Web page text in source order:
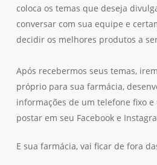
Nenhum
Go To
coloca os temas que deseja
conversar com sua equipe e
decidir os melhores produtos a
Após recebermos seus temas,
próprio para sua farmácia,
informações de um telefone fixo
postar em seu Facebook e
E sua farmácia, vai ficar de fora